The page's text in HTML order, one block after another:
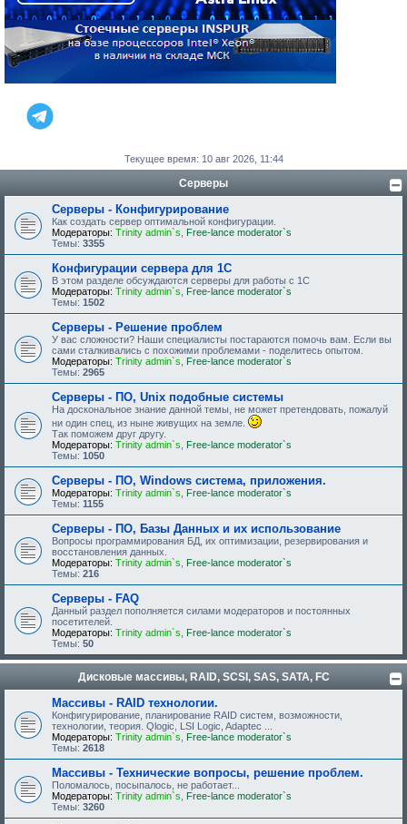
Текущее время: 10 авг 2026, 11:44
Серверы
Серверы - Конфигурирование
Как создать сервер оптимальной конфигурации.
Модераторы: Trinity admin`s
Free-lance moderator`s
Темы: 3355
Конфигурации сервера для 1С
В этом разделе обсуждаются серверы для работы с 1С
Модераторы: Trinity admin`s
Free-lance moderator`s
Темы: 1502
Серверы - Решение проблем
У вас сложности? Наши специалисты постараются помочь вам. Если вы
сами сталкивались с похожими проблемами - поделитесь опытом.
Модераторы: Trinity admin`s
Free-lance moderator`s
Темы: 2965
Серверы - ПО, Unix подобные системы
На доскональное знание данной темы, не может претендовать, пожалуй
ни один спец, из ныне живущих на земле.
Так поможем друг другу.
Модераторы: Trinity admin`s
Free-lance moderator`s
Темы: 1050
Серверы - ПО, Windows система, приложения.
Модераторы: Trinity admin`s
Free-lance moderator`s
Темы: 1155
Серверы - ПО, Базы Данных и их использование
Вопросы программирования БД, их оптимизации, резервирования и
восстановления данных.
Модераторы: Trinity admin`s
Free-lance moderator`s
Темы: 216
Серверы - FAQ
Данный раздел пополняется силами модераторов и постоянных
посетителей.
Модераторы: Trinity admin`s
Free-lance moderator`s
Темы: 50
Дисковые массивы, RAID, SCSI, SAS, SATA, FC
Массивы - RAID технологии.
Конфигурирование, планирование RAID систем, возможности,
технологии, теория. Qlogic, LSI Logic, Adaptec ...
Модераторы: Trinity admin`s
Free-lance moderator`s
Темы: 2618
Массивы - Технические вопросы, решение проблем.
Поломалось, посыпалось, не работает...
Модераторы: Trinity admin`s
Free-lance moderator`s
Темы: 3260